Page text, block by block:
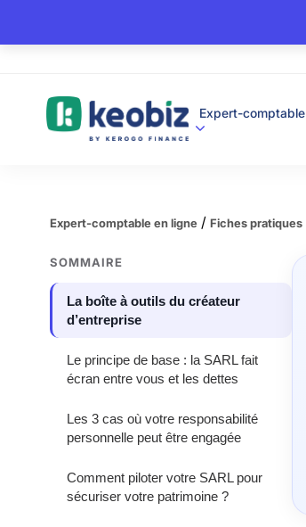
A
c
c
u
Expert-comptable
Expert-comptable en ligne / Fiches pratiques
SOMMAIRE
La boîte à outils du créateur
d’entreprise
Le principe de base : la SARL fait
écran entre vous et les dettes
Les 3 cas où votre responsabilité
personnelle peut être engagée
Comment piloter votre SARL pour
sécuriser votre patrimoine ?